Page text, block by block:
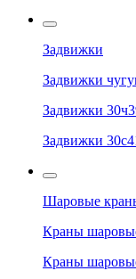
Задвижки
Задвижки
Задвижки
Задвижки
Шаровые
Краны
Краны